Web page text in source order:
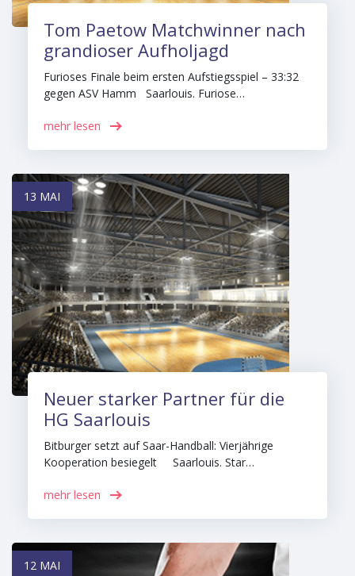
Tom Paetow Matchwinner nach
grandioser Aufholjagd
Furioses Finale beim ersten Aufstiegsspiel – 33:32
gegen ASV Hamm Saarlouis. Furiose…
mehr lesen
13 MAI
Neuer starker Partner für die
HG Saarlouis
Bitburger setzt auf Saar-Handball: Vierjährige
Kooperation besiegelt Saarlouis. Star…
mehr lesen
12 MAI